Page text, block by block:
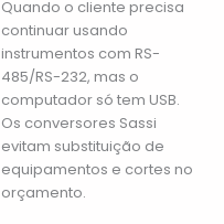
Quando o cliente precisa
continuar usando
instrumentos com RS-
485/RS-232, mas o
computador só tem USB.
Os conversores Sassi
evitam substituição de
equipamentos e cortes no
orçamento.